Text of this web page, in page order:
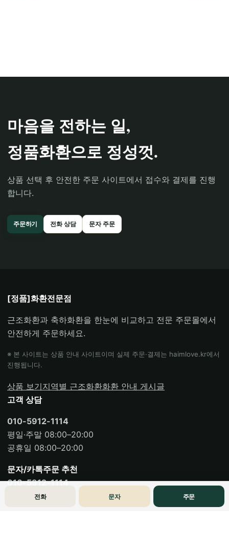
마음을 전하는 일,
정품화환으로 정성껏.
상품 선택 후 안전한 주문 사이트에서 접수와 결제를 진행
합니다.
주문하기 전화 상담 문자 주문
[정품]화환전문점
근조화환과 축하화환을 한눈에 비교하고 전문 주문몰에서
안전하게 주문하세요.
※ 본 사이트는 상품 안내 사이트이며 실제 주문·결제는 haimlove.kr에서
진행됩니다.
상품 보기지역별 근조화환화환 안내 게시글
고객 상담
010-5912-1114
평일·주말 08:00–20:00
공휴일 08:00–20:00
문자/카톡주문 추천
010-5912-1114
전화 문자 주문